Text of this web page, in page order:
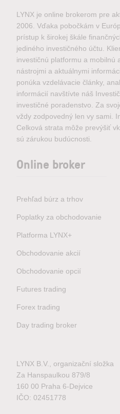
LYNX je online brokerom pre
2006. Vďaka pobočkám v
prístup k širokej škále
jediného investičného účtu.
investičnú platformu a mobilnú
nástrojmi a aktuálnymi
ponúka vzdelávacie články,
informácií navštívte náš
investičné poradenstvo. Za
vždy zodpovedný len vy sami.
Celková strata môže prevýšiť
sú zárukou budúcnosti.
Online broker
Prehľad búrz a trhov
Poplatky za obchodovanie
Platforma LYNX+
Obchodovanie akcií
Obchodovanie opcií
Futures trading
Forex trading
Day trading broker
LYNX B.V., organizační složka
Za Hanspaulkou 879/8
160 00 Praha 6-Dejvice
IČO: 02451778